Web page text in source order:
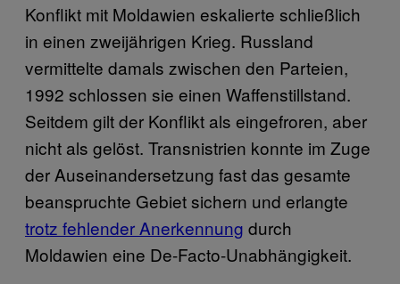
Konflikt mit Moldawien eskalierte schließlich
in einen zweijährigen Krieg. Russland
vermittelte damals zwischen den Parteien,
1992 schlossen sie einen Waffenstillstand.
Seitdem gilt der Konflikt als eingefroren, aber
nicht als gelöst. Transnistrien konnte im Zuge
der Auseinandersetzung fast das gesamte
beanspruchte Gebiet sichern und erlangte
trotz fehlender Anerkennung durch
Moldawien eine De-Facto-Unabhängigkeit.